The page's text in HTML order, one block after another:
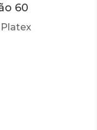
60